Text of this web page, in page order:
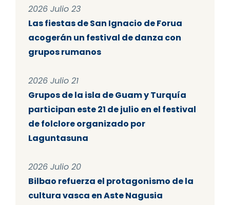
2026 Julio 23
Las fiestas de San Ignacio de Forua
acogerán un festival de danza con
grupos rumanos
2026 Julio 21
Grupos de la isla de Guam y Turquía
participan este 21 de julio en el festival
de folclore organizado por
Laguntasuna
2026 Julio 20
Bilbao refuerza el protagonismo de la
cultura vasca en Aste Nagusia